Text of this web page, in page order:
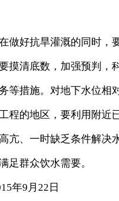
好抗旱灌溉的同时，
摸清底数，加强预判
等措施。对地下水位
程的地区，要利用附
亢、一时缺乏条件解
足群众饮水需要。
年9月22日